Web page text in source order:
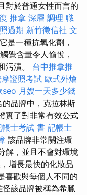
對於普通女性而言的
推拿 深層 調理 職
過期 新竹徵信社 文
它是一種抗氧化劑，
覺含量令人愉悅，
污漬。 台中推拿推
證照考試 歐式外燴
seo 月嫂一天多少錢
的品牌中，克拉林斯
實了對非常有效公式
帳士考試 書 記帳士
該品牌非常關注環
解，並且不會對環境
增長最快的化妝品
喜歡與每個人不同的
怪該品牌被稱為希臘